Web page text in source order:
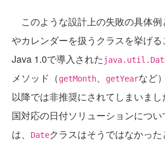
このような設計上の失敗の具体
やカレンダーを扱うクラスを挙げる
Java 1.0で導入された
メソッド（getMonth、 getYearなど
以降では非推奨にされてしまいま
国対応の日付ソリューションにつ
は、
Dateクラスはそうではなかった